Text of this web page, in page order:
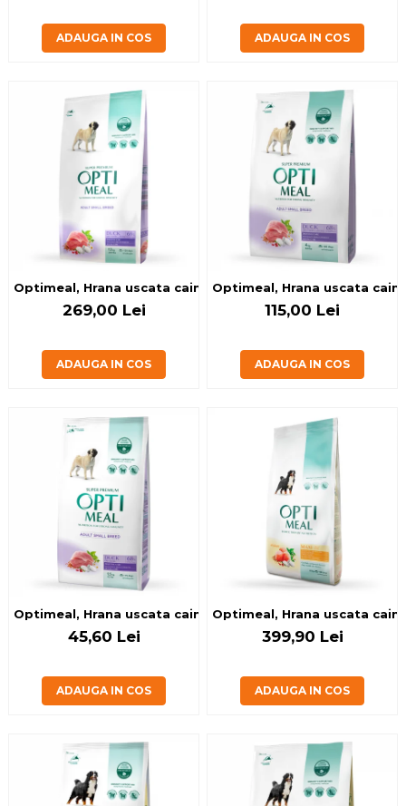
ADAUGA IN COS ADAUGA IN COS
Optimeal, Hrana uscata caini de talie mica, Rata, 12kg
269,00 Lei
ADAUGA IN COS
Optimeal, Hrana uscata
115,00 Lei
ADAUGA IN COS
Optimeal, Hrana uscata caini de talie mica, Rata, 1.5kg
45,60 Lei
ADAUGA IN COS
Optimeal, Hrana uscata
399,90 Lei
ADAUGA IN COS